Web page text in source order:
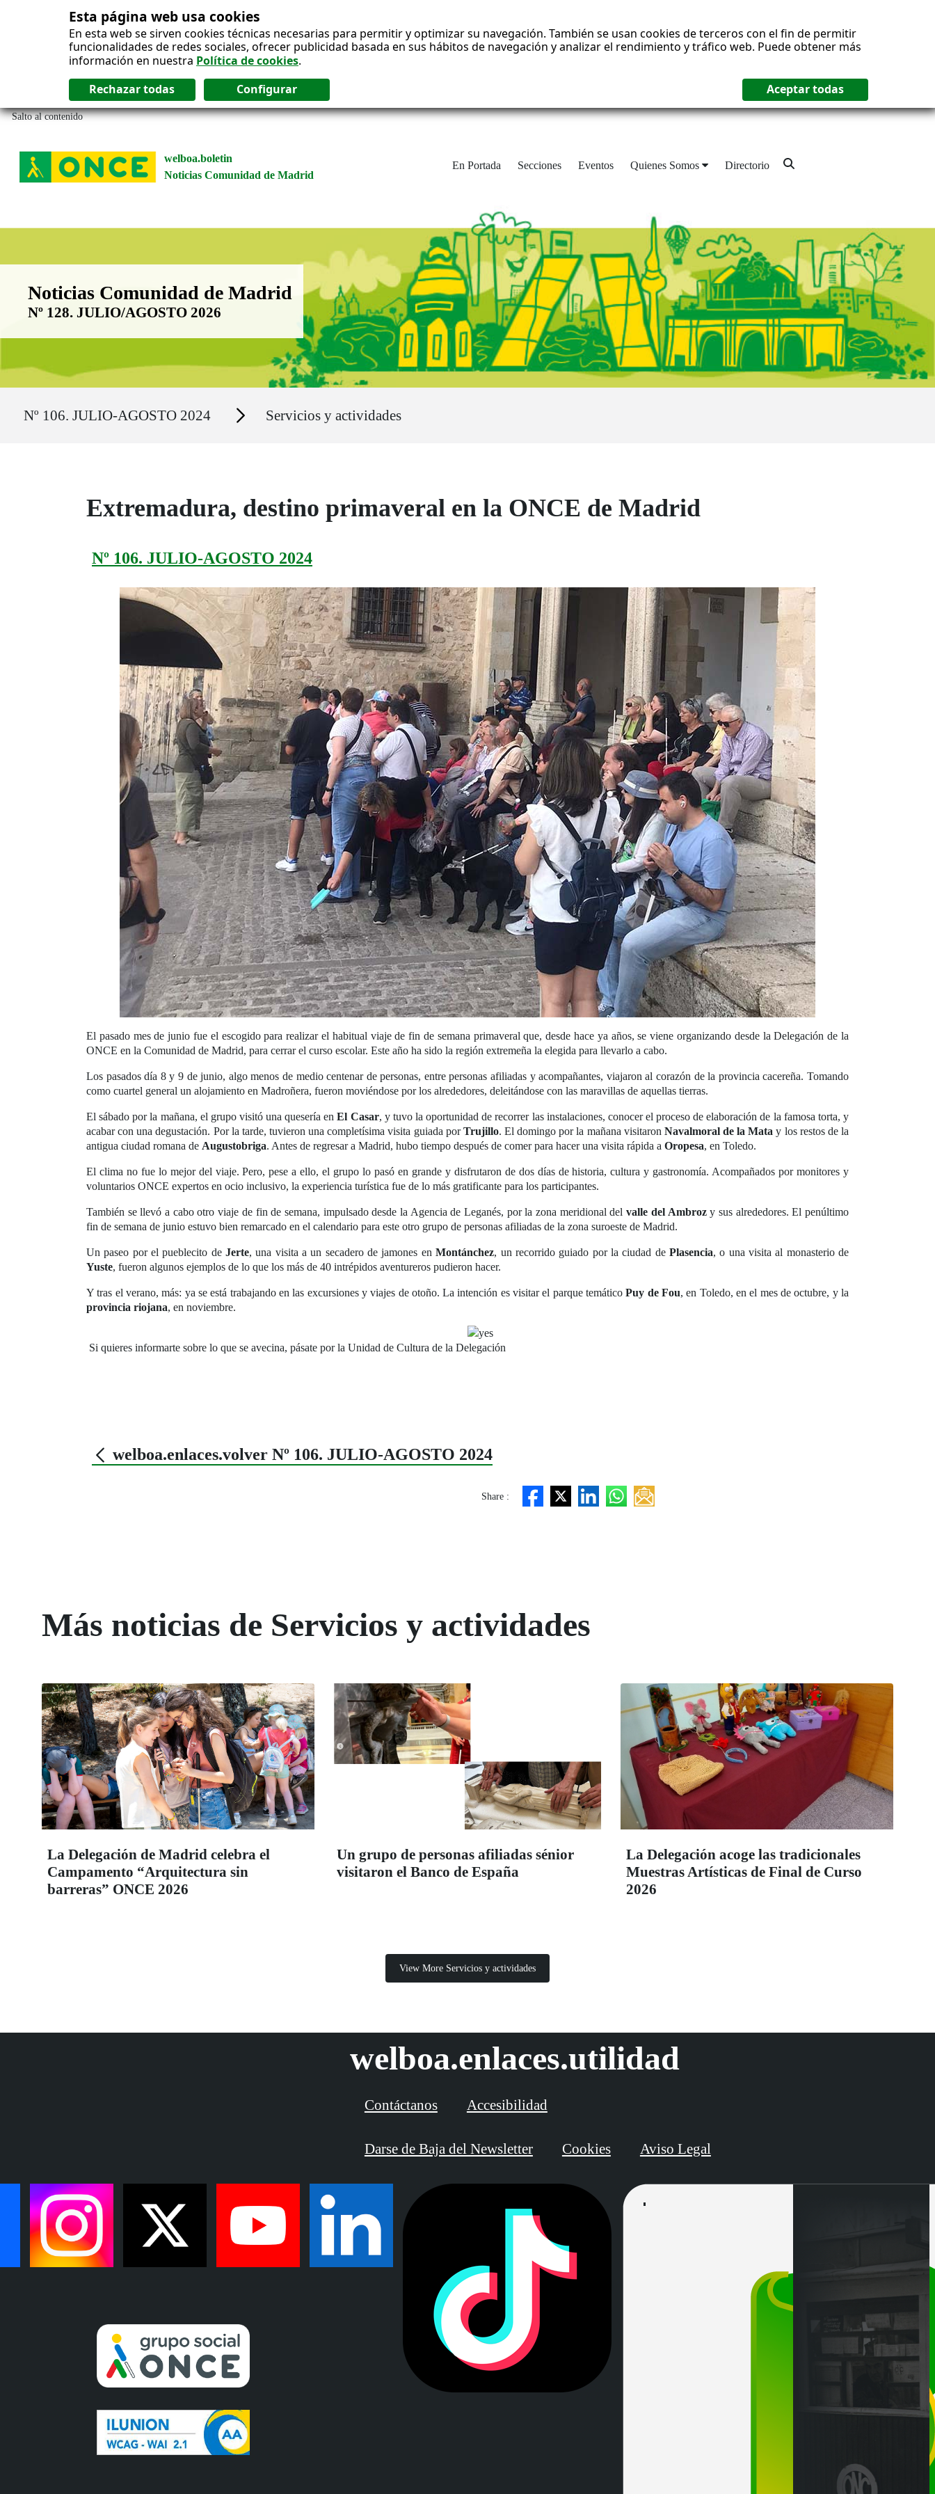
Esta página web usa cookies
En esta web se sirven cookies técnicas necesarias para permitir y optimizar su navegación. También se usan cookies de terceros con el fin de permitir
funcionalidades de redes sociales, ofrecer publicidad basada en sus hábitos de navegación y analizar el rendimiento y tráfico web. Puede obtener más
información en nuestra Política de cookies.
Salto al contenido
welboa.boletin
Noticias Comunidad de Madrid
En Portada Secciones Eventos Quienes Somos Directorio
Boletín Noticias Comunidad de Madrid
Noticias Comunidad de Madrid
Nº 128. JULIO/AGOSTO 2026
Nº 106. JULIO-AGOSTO 2024 Secciones Servicios y actividades
Extremadura, destino primaveral en la ONCE de Madrid
Nº 106. JULIO-AGOSTO 2024
El pasado mes de junio fue el escogido para realizar el habitual viaje de fin de semana primaveral que, desde hace ya años, se viene organizando desde la Delegación de la
ONCE en la Comunidad de Madrid, para cerrar el curso escolar. Este año ha sido la región extremeña la elegida para llevarlo a cabo.
Los pasados día 8 y 9 de junio, algo menos de medio centenar de personas, entre personas afiliadas y acompañantes, viajaron al corazón de la provincia cacereña. Tomando
como cuartel general un alojamiento en Madroñera, fueron moviéndose por los alrededores, deleitándose con las maravillas de aquellas tierras.
El sábado por la mañana, el grupo visitó una quesería enEl Casar, y tuvo la oportunidad de recorrer las instalaciones, conocer el proceso de elaboración de la famosa torta, y
acabar con una degustación. Por la tarde, tuvieron una completísima visita guiada porTrujillo. El domingo por la mañana visitaron Navalmoral de la Mata y los restos de la
antigua ciudad romana de Augustobriga. Antes de regresar a Madrid, hubo tiempo después de comer para hacer una visita rápida a Oropesa, en Toledo.
El clima no fue lo mejor del viaje. Pero, pese a ello, el grupo lo pasó en grande y disfrutaron de dos días de historia, cultura y gastronomía. Acompañados por monitores y
voluntarios ONCE expertos en ocio inclusivo, la experiencia turística fue de lo más gratificante para los participantes.
También se llevó a cabo otro viaje de fin de semana, impulsado desde la Agencia de Leganés, por la zona meridional delvalle del Ambrozy sus alrededores. El penúltimo
fin de semana de junio estuvo bien remarcado en el calendario para este otro grupo de personas afiliadas de la zona suroeste de Madrid.
Un paseo por el pueblecito deJerte, una visita a un secadero de jamones enMontánchez, un recorrido guiado por la ciudad de Plasencia, o una visita al monasterio de
Yuste, fueron algunos ejemplos de lo que los más de 40 intrépidos aventureros pudieron hacer.
Y tras el verano, más: ya se está trabajando en las excursiones y viajes de otoño. La intención es visitar el parque temáticoPuy de Fou, en Toledo, en el mes de octubre, y la
provincia riojana, en noviembre.
Si quieres informarte sobre lo que se avecina, pásate por la Unidad de Cultura de la Delegación
welboa.enlaces.volver Nº 106. JULIO-AGOSTO 2024
Share :
Más noticias de Servicios y actividades
La Delegación de Madrid celebra el
Campamento “Arquitectura sin
barreras” ONCE 2026
Un grupo de personas afiliadas sénior
visitaron el Banco de España
La Delegación acoge las tradicionales
Muestras Artísticas de Final de Curso
2026
View More Servicios y actividades
welboa.enlaces.utilidad
Contáctanos Accesibilidad
Darse de Baja del Newsletter Cookies Aviso Legal